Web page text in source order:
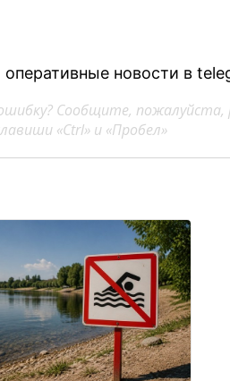
новости в
Сообщите,
«Ctrl» и «Пробел»